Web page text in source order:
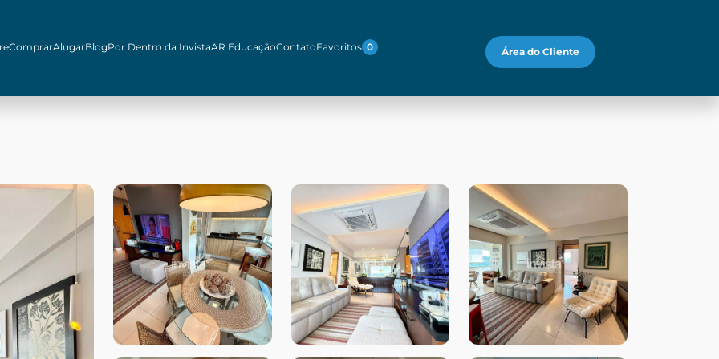
ComprarAlugarBlogPor Dentro da InvistaAR EducaçãoContatoFavoritos 0 Área do Cliente